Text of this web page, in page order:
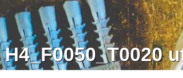
H4_F0050_T0020